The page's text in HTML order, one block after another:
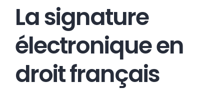
La signature
électronique en
droit français